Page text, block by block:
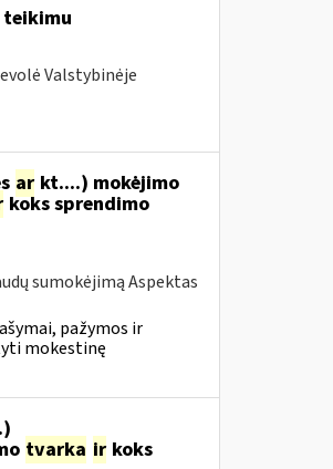
Valstybinėje
arkt....) mokėjimo
koks sprendimo
sumokėjimą Aspektas
pažymos ir
mokestinę
tvarka irkoks